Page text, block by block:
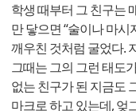
학생 때부터 그 친구는
만 닿으면 “술이나 마시
깨우친 것처럼 굴었다.
그때는 그의 그런 태도
없는 친구가 된 지금도
마크로 하고 있는데, 엊